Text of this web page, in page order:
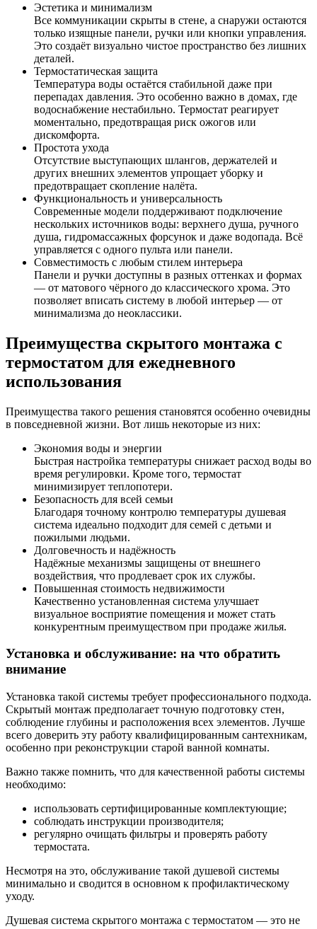
Эстетика и минимализм
Все коммуникации скрыты в стене, а снаружи остаются
только изящные панели, ручки или кнопки управления.
Это создаёт визуально чистое пространство без лишних
деталей.
Термостатическая защита
Температура воды остаётся стабильной даже при
перепадах давления. Это особенно важно в домах, где
водоснабжение нестабильно. Термостат реагирует
моментально, предотвращая риск ожогов или
дискомфорта.
Простота ухода
Отсутствие выступающих шлангов, держателей и
других внешних элементов упрощает уборку и
предотвращает скопление налёта.
Функциональность и универсальность
Современные модели поддерживают подключение
нескольких источников воды: верхнего душа, ручного
душа, гидромассажных форсунок и даже водопада. Всё
управляется с одного пульта или панели.
Совместимость с любым стилем интерьера
Панели и ручки доступны в разных оттенках и формах
— от матового чёрного до классического хрома. Это
позволяет вписать систему в любой интерьер — от
минимализма до неоклассики.
Преимущества скрытого монтажа с
термостатом для ежедневного
использования
Преимущества такого решения становятся особенно очевидны
в повседневной жизни. Вот лишь некоторые из них:
Экономия воды и энергии
Быстрая настройка температуры снижает расход воды во
время регулировки. Кроме того, термостат
минимизирует теплопотери.
Безопасность для всей семьи
Благодаря точному контролю температуры душевая
система идеально подходит для семей с детьми и
пожилыми людьми.
Долговечность и надёжность
Надёжные механизмы защищены от внешнего
воздействия, что продлевает срок их службы.
Повышенная стоимость недвижимости
Качественно установленная система улучшает
визуальное восприятие помещения и может стать
конкурентным преимуществом при продаже жилья.
Установка и обслуживание: на что обратить
внимание
Установка такой системы требует профессионального подхода.
Скрытый монтаж предполагает точную подготовку стен,
соблюдение глубины и расположения всех элементов. Лучше
всего доверить эту работу квалифицированным сантехникам,
особенно при реконструкции старой ванной комнаты.
Важно также помнить, что для качественной работы системы
необходимо:
использовать сертифицированные комплектующие;
соблюдать инструкции производителя;
регулярно очищать фильтры и проверять работу
термостата.
Несмотря на это, обслуживание такой душевой системы
минимально и сводится в основном к профилактическому
уходу.
Душевая система скрытого монтажа с термостатом — это не